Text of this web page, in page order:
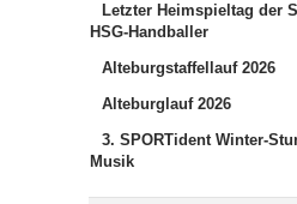
Letzter Heimspieltag der
HSG-Handballer
Alteburgstaffellauf 2026
Alteburglauf 2026
3. SPORTident Winter-
Musik